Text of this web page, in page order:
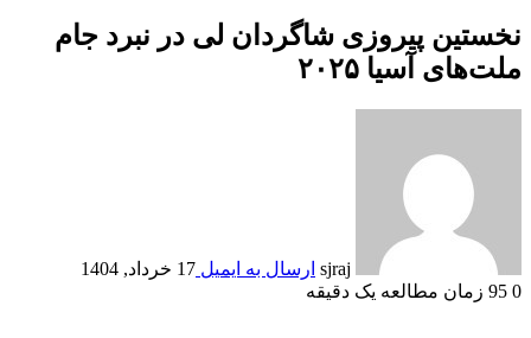
نخستین پیروزی شاگردان لی در نبرد جام
ملت‌های آسیا ۲۰۲۵
sjraj ارسال به ایمیل 17 خرداد, 1404
0
زمان مطالعه یک دقیقه